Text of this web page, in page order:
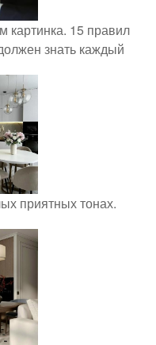
картинка. 15 правил
знать каждый
приятных тонах.